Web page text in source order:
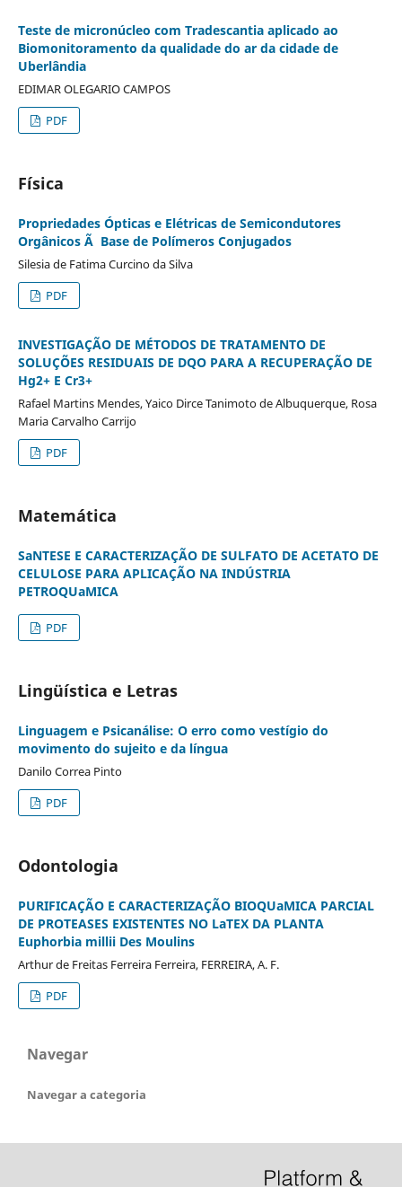
Teste de micronúcleo com Tradescantia aplicado ao
Biomonitoramento da qualidade do ar da cidade de
Uberlândia
EDIMAR OLEGARIO CAMPOS
PDF
Física
Propriedades Ópticas e Elétricas de Semicondutores
Orgânicos Ã Base de Polímeros Conjugados
Silesia de Fatima Curcino da Silva
PDF
INVESTIGAÇÃO DE MÉTODOS DE TRATAMENTO DE
SOLUÇÕES RESIDUAIS DE DQO PARA A RECUPERAÇÃO DE
Hg2+ E Cr3+
Rafael Martins Mendes, Yaico Dirce Tanimoto de Albuquerque, Rosa
Maria Carvalho Carrijo
PDF
Matemática
SaNTESE E CARACTERIZAÇÃO DE SULFATO DE ACETATO DE
CELULOSE PARA APLICAÇÃO NA INDÚSTRIA
PETROQUaMICA
PDF
Lingüística e Letras
Linguagem e Psicanálise: O erro como vestígio do
movimento do sujeito e da língua
Danilo Correa Pinto
PDF
Odontologia
PURIFICAÇÃO E CARACTERIZAÇÃO BIOQUaMICA PARCIAL
DE PROTEASES EXISTENTES NO LaTEX DA PLANTA
Euphorbia millii Des Moulins
Arthur de Freitas Ferreira Ferreira, FERREIRA, A. F.
PDF
Navegar
Navegar a categoria